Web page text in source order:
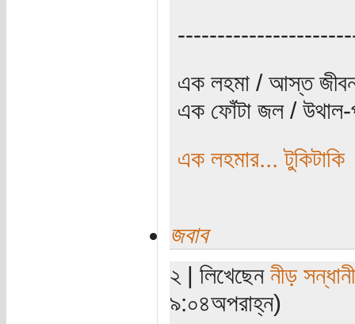
এক লহমা / আস্ত
এক ফোঁটা জল /
এক লহমার... টুকিটাকি
জবাব
২ | লিখেছেন নীড় সন্ধানী
৯:০৪অপরাহ্ন)